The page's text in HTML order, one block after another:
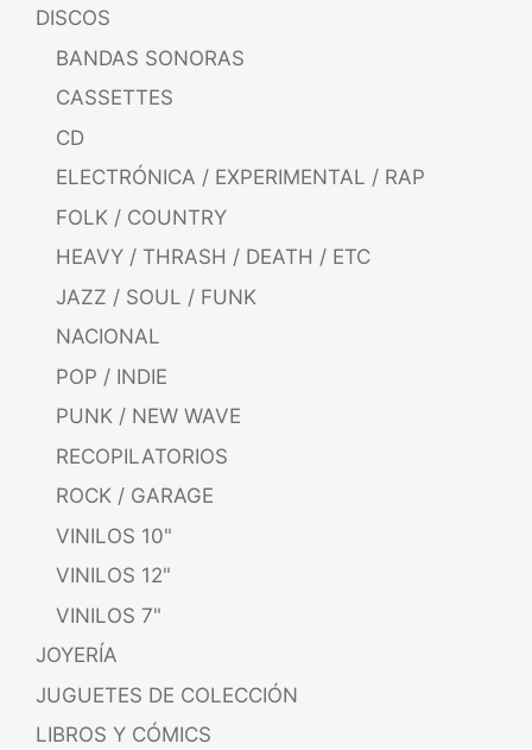
DISCOS
BANDAS SONORAS
CASSETTES
CD
ELECTRÓNICA / EXPERIMENTAL / RAP
FOLK / COUNTRY
HEAVY / THRASH / DEATH / ETC
JAZZ / SOUL / FUNK
NACIONAL
POP / INDIE
PUNK / NEW WAVE
RECOPILATORIOS
ROCK / GARAGE
VINILOS 10"
VINILOS 12"
VINILOS 7"
JOYERÍA
JUGUETES DE COLECCIÓN
LIBROS Y CÓMICS